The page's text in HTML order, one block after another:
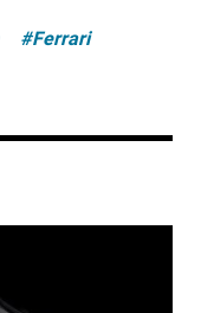
#Ferrari